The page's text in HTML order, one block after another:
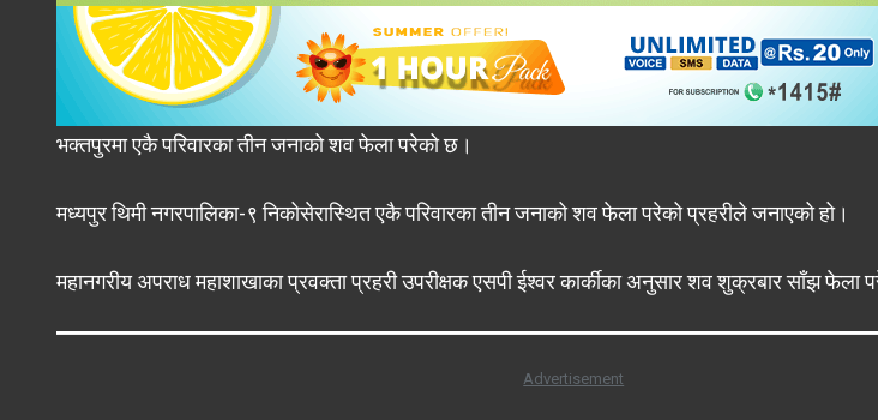
भक्तपुरमा एकै परिवारका तीन जनाको शव फेला परेको छ।
मध्यपुर थिमी नगरपालिका-९ निकोसेरास्थित एकै परिवारका तीन जनाको शव फेला परेको प्रहरीले जनाएको हो।
महानगरीय अपराध महाशाखाका प्रवक्ता प्रहरी उपरीक्षक एसपी ईश्वर कार्कीका अनुसार शव शुक्रबार साँझ फेला
Advertisement